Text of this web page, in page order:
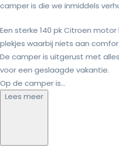
camper is die we inmiddels
Een sterke 140 pk Citroen
plekjes waarbij niets aan
De camper is uitgerust met
voor een geslaagde vakantie.
Op de camper is...
Lees meer